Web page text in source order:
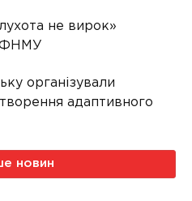
не вирок»
ІФНМУ
організували
адаптивного
новин